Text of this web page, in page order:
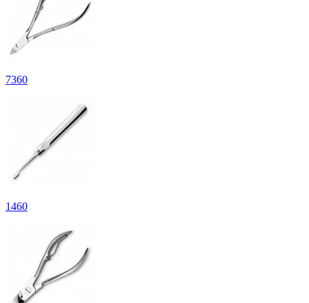
7360
1460